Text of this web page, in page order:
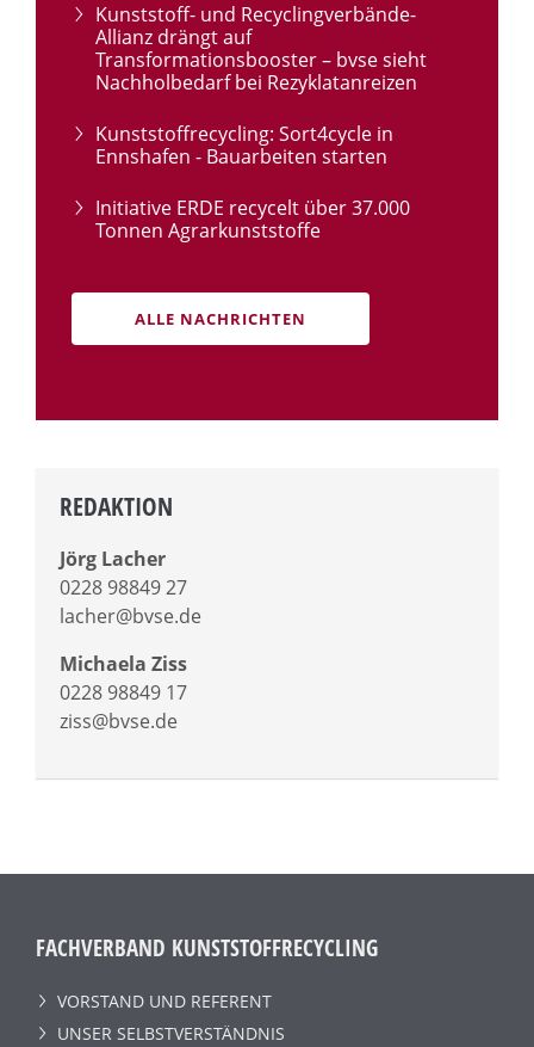
Kunststoff- und Recyclingverbände-
Allianz drängt auf
Transformationsbooster – bvse sieht
Nachholbedarf bei Rezyklatanreizen
Kunststoffrecycling: Sort4cycle in
Ennshafen - Bauarbeiten starten
Initiative ERDE recycelt über 37.000
Tonnen Agrarkunststoffe
ALLE NACHRICHTEN
REDAKTION
Jörg Lacher
0228 98849 27
lacher@bvse.de
Michaela Ziss
0228 98849 17
ziss@bvse.de
FACHVERBAND KUNSTSTOFFRECYCLING
VORSTAND UND REFERENT
UNSER SELBSTVERSTÄNDNIS